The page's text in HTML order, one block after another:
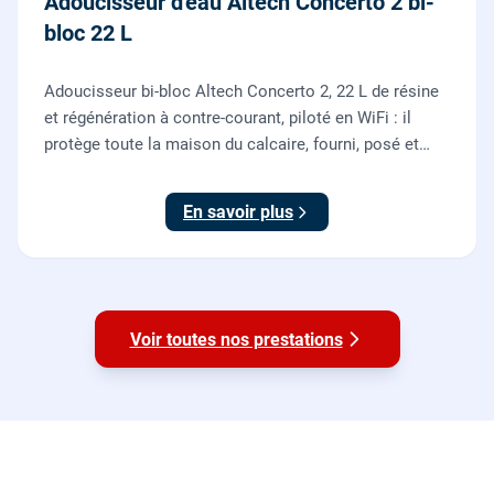
bloc 22 L
Adoucisseur bi-bloc Altech Concerto 2, 22 L de résine
et régénération à contre-courant, piloté en WiFi : il
protège toute la maison du calcaire, fourni, posé et
En savoir plus
Voir toutes nos prestations